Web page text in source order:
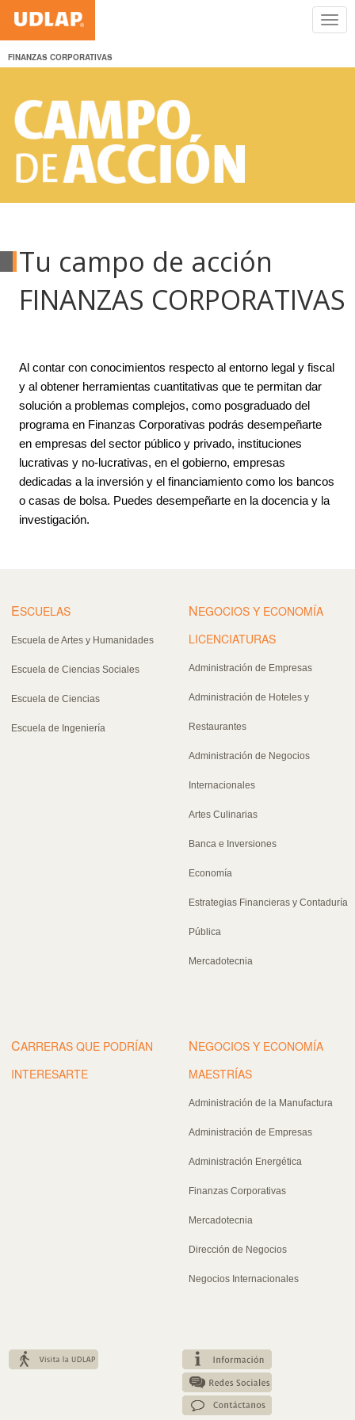
FINANZAS CORPORATIVAS
Tu campo de acción
FINANZAS CORPORATIVAS
Al contar con conocimientos respecto al entorno legal y fiscal
y al obtener herramientas cuantitativas que te permitan dar
solución a problemas complejos, como posgraduado del
programa en Finanzas Corporativas podrás desempeñarte
en empresas del sector público y privado, instituciones
lucrativas y no-lucrativas, en el gobierno, empresas
dedicadas a la inversión y el financiamiento como los bancos
o casas de bolsa. Puedes desempeñarte en la docencia y la
investigación.
ESCUELAS
Escuela de Artes y Humanidades
Escuela de Ciencias Sociales
Escuela de Ciencias
Escuela de Ingeniería
NEGOCIOS Y ECONOMÍA
LICENCIATURAS
Administración de Empresas
Administración de Hoteles y
Restaurantes
Administración de Negocios
Internacionales
Artes Culinarias
Banca e Inversiones
Economía
Estrategias Financieras y Contaduría
Pública
Mercadotecnia
CARRERAS QUE PODRÍAN
INTERESARTE
NEGOCIOS Y ECONOMÍA
MAESTRÍAS
Administración de la Manufactura
Administración de Empresas
Administración Energética
Finanzas Corporativas
Mercadotecnia
Dirección de Negocios
Negocios Internacionales